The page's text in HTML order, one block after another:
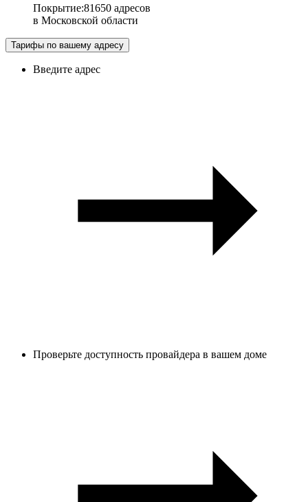
Покрытие:81650 адресов
в Московской области
Тарифы по вашему адресу
Введите адрес
Проверьте доступность провайдера в вашем доме